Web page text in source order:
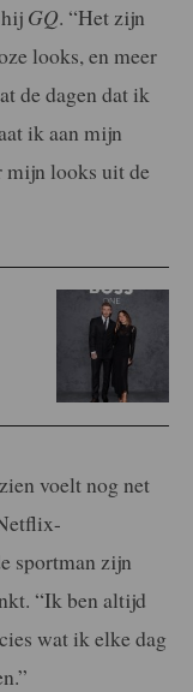
GQ. “Het zijn
looks, en meer
de dagen dat ik
ik aan mijn
mijn looks uit de
voelt nog net
sportman zijn
“Ik ben altijd
wat ik elke dag